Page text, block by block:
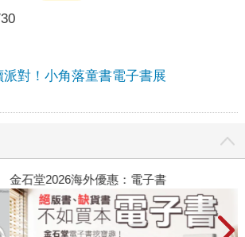
對！小角落童書電子書展
：電子書